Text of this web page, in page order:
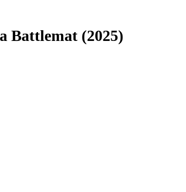
Battlemat (2025)